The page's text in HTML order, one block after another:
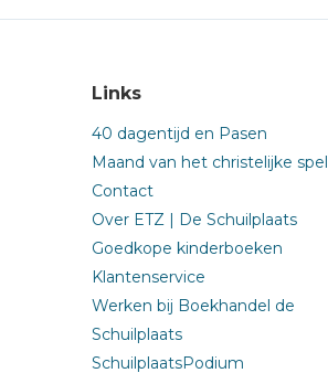
Links
40 dagentijd en Pasen
Maand van het christelijke spel
Contact
Over ETZ | De Schuilplaats
Goedkope kinderboeken
Klantenservice
Werken bij Boekhandel de
Schuilplaats
SchuilplaatsPodium